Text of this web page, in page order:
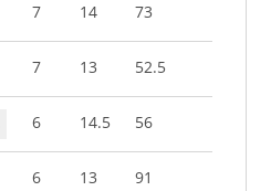
7 14 73
7 13 52.5
6 14.5 56
6 13 91